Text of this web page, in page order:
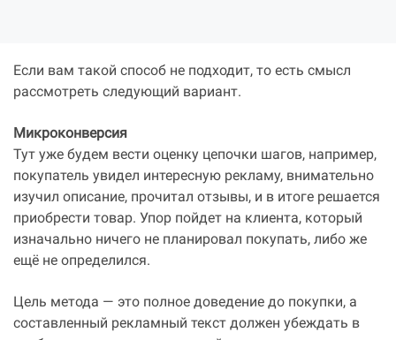
Если вам такой способ не подходит, то есть смысл
рассмотреть следующий вариант.
Микроконверсия
Тут уже будем вести оценку цепочки шагов, например,
покупатель увидел интересную рекламу, внимательно
изучил описание, прочитал отзывы, и в итоге решается
приобрести товар. Упор пойдет на клиента, который
изначально ничего не планировал покупать, либо же
ещё не определился.
Цель метода — это полное доведение до покупки, а
составленный рекламный текст должен убеждать в